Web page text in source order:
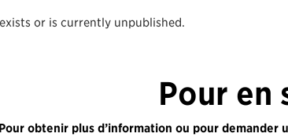
or is currently unpublished.
Pour en
Pour obtenir plus d’information ou pour